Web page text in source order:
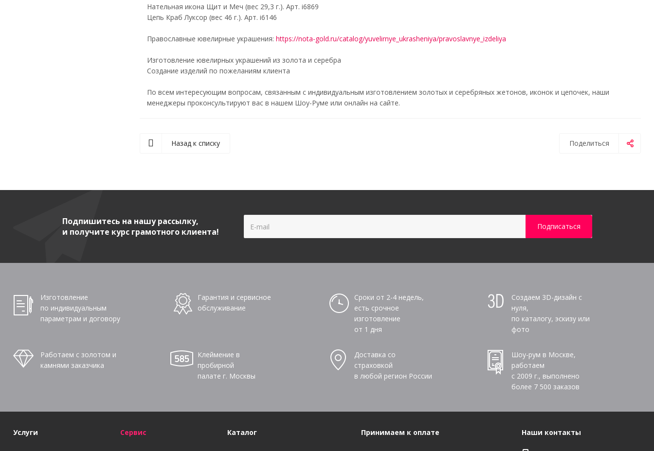
Нательная икона Щит и Меч (вес 29,3 г.). Арт. i6869
Цепь Краб Луксор (вес 46 г.). Арт. i6146
Православные ювелирные украшения: https://nota-gold.ru/catalog/yuvelirnye_ukrasheniya/pravoslavnye_izdeliya
Изготовление ювелирных украшений из золота и серебра
Создание изделий по пожеланиям клиента
По всем интересующим вопросам, связанным с индивидуальным изготовлением золотых и серебряных жетонов, иконок и цепочек, наши
менеджеры проконсультируют вас в нашем Шоу-Руме или онлайн на сайте.
Поделиться
Назад к списку
Подпишитесь на нашу рассылку,
и получите курс грамотного клиента!
Изготовление
по индивидуальным
параметрам и договору
Гарантия и сервисное
обслуживание
Сроки от 2-4 недель,
есть срочное
изготовление
от 1 дня
Создаем 3D-дизайн с
нуля,
по каталогу, эскизу или
фото
Работаем с золотом и
камнями заказчика
Клеймение в
пробирной
палате г. Москвы
Доставка со
страховкой
в любой регион России
Шоу-рум в Москве,
работаем
с 2009 г., выполнено
более 7 500 заказов
Услуги Сервис Каталог Принимаем к оплате Наши контакты